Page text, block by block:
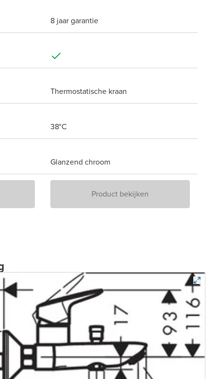
8 jaar garantie
Thermostatische kraan
38°C
Glanzend chroom
Product bekijken